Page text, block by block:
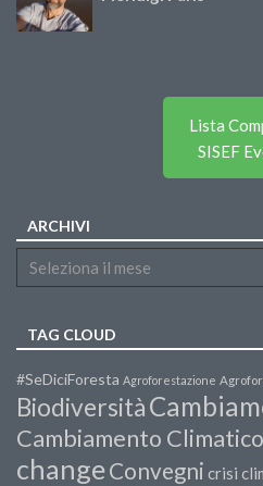
Lista
SISEF
ARCHIVI
TAG CLOUD
#SeDiciForesta Agroforestazione
Biodiversità
Cambiamento Climatico
changeConvegni crisi